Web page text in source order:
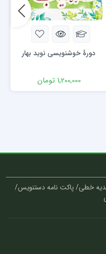
دورۀ خوشنویسی نوید بهار
1,200,000 تومان
هدیه خطی/ پاکت نامه دستنویس/